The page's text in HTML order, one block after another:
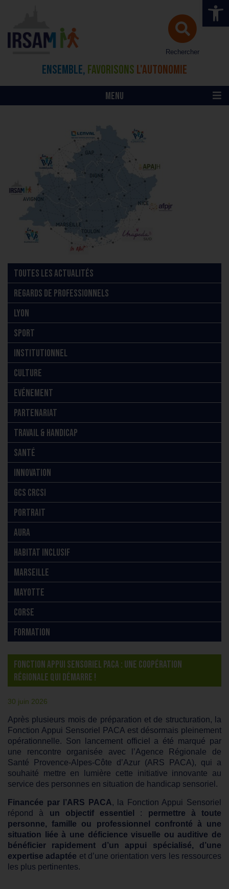
Ouvrir
Rechercher
ENSEMBLE, FAVORISONS L'AUTONOMIE
MENU
TOUTES LES ACTUALITÉS
REGARDS DE PROFESSIONNELS
LYON
SPORT
INSTITUTIONNEL
CULTURE
EVÉNEMENT
PARTENARIAT
TRAVAIL & HANDICAP
SANTÉ
INNOVATION
GCS CRCSI
PORTRAIT
AURA
HABITAT INCLUSIF
MARSEILLE
MAYOTTE
CORSE
FORMATION
FONCTION APPUI SENSORIEL PACA : UNE COOPÉRATION
RÉGIONALE QUI DÉMARRE !
30 juin 2026
Après plusieurs mois de préparation et de structuration, la
Fonction Appui Sensoriel PACA est désormais pleinement
opérationnelle. Son lancement officiel a été marqué par
une rencontre organisée avec l’Agence Régionale de
Santé Provence-Alpes-Côte d’Azur (ARS PACA), qui a
souhaité mettre en lumière cette initiative innovante au
service des personnes en situation de handicap sensoriel.
Financée par l’ARS PACA, la Fonction Appui Sensoriel
répond à un objectif essentiel : permettre à toute
personne, famille ou professionnel confronté à une
situation liée à une déficience visuelle ou auditive de
bénéficier rapidement d’un appui spécialisé, d’une
expertise adaptée et d’une orientation vers les ressources
les plus pertinentes.